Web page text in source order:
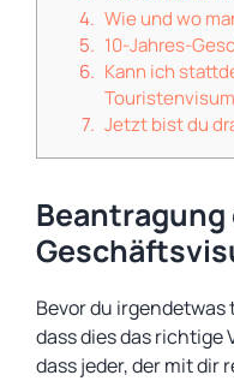
Wie und wo
10-Jahres-
Kann ich
Jetzt bist du
Beantragung
Bevor du
dass dies das richtige
dass jeder, der mit dir